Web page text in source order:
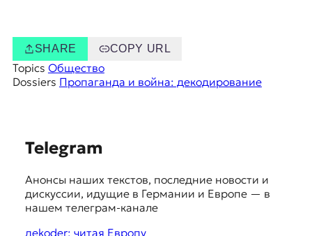
SHARE COPY URL
Topics Общество
Dossiers Пропаганда и война: декодирование
Telegram
Анонсы наших текстов, последние новости и
дискуссии, идущие в Германии и Европе — в
нашем телеграм-канале
дekoder: читая Европу